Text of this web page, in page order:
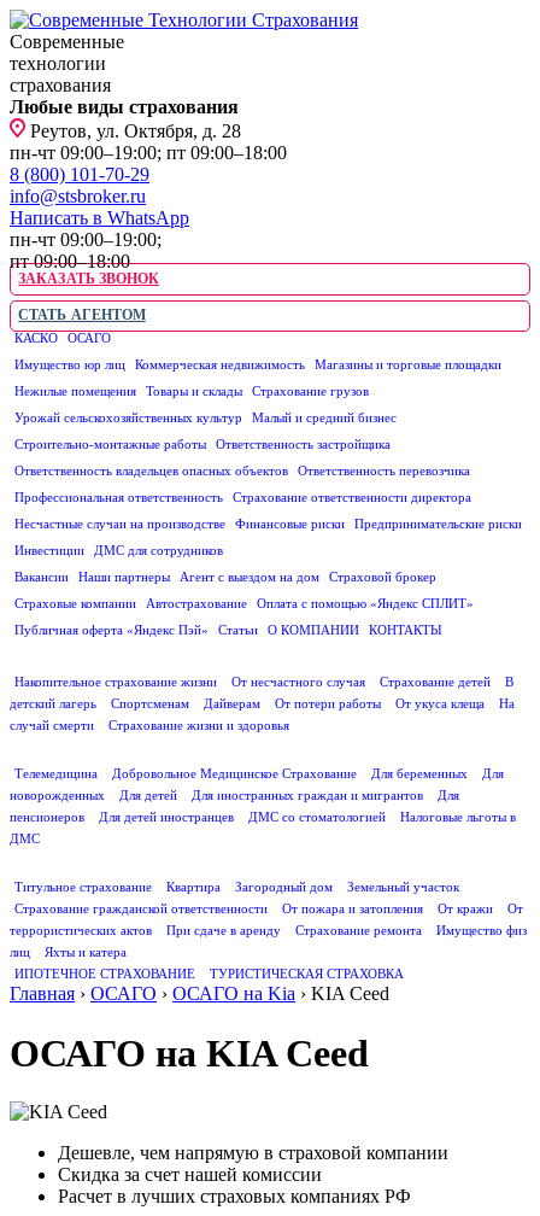
Современные
технологии
страхования
Любые виды страхования
Реутов, ул. Октября, д. 28
пн-чт 09:00–19:00; пт 09:00–18:00
8 (800) 101-70-29
info@stsbroker.ru
Написать в WhatsApp
пн-чт 09:00–19:00;
пт 09:00–18:00
ЗАКАЗАТЬ ЗВОНОК
СТАТЬ АГЕНТОМ
КАСКО ОСАГО
Имущество юр лиц
Коммерческая недвижимость
Магазины и торговые площадки
Нежилые помещения
Товары и склады
Страхование грузов
Урожай сельскохозяйственных культур
Малый и средний бизнес
Строительно-монтажные работы
Ответственность застройщика
Ответственность владельцев опасных объектов
Ответственность перевозчика
Профессиональная ответственность
Страхование ответственности директора
Несчастные случаи на производстве
Финансовые риски
Предпринимательские риски
Инвестиции
ДМС для сотрудников
Вакансии
Наши партнеры Агент с выездом на дом
Страховой брокер
Страховые компании
Автострахование
Оплата с помощью «Яндекс СПЛИТ»
Публичная оферта «Яндекс Пэй»
Статьи О КОМПАНИИ
КОНТАКТЫ
Накопительное страхование жизни
От несчастного случая Страхование детей
В
детский лагерь
Спортсменам Дайверам От потери работы От укуса клеща
На
случай смерти
Страхование жизни и здоровья
Телемедицина
Добровольное Медицинское Страхование Для беременных
Для
новорожденных
Для детей Для иностранных граждан и мигрантов
Для
пенсионеров
Для детей иностранцев ДМС со стоматологией
Налоговые льготы в
ДМС
Титульное страхование
Квартира Загородный дом
Земельный участок
Страхование гражданской ответственности
От пожара и затопления От кражи
От
террористических актов
При сдаче в аренду Страхование ремонта
Имущество физ
лиц
Яхты и катера
ИПОТЕЧНОЕ СТРАХОВАНИЕ
ТУРИСТИЧЕСКАЯ СТРАХОВКА
Главная › ОСАГО › ОСАГО на Kia › KIA Ceed
ОСАГО на KIA Ceed
Дешевле, чем напрямую в страховой компании
Скидка за счет нашей комиссии
Расчет в лучших страховых компаниях РФ